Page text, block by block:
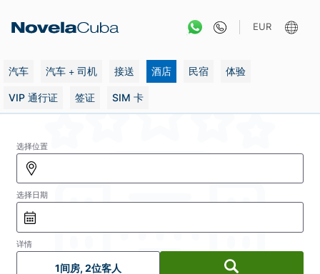
容
EUR
汽车 汽车 + 司机 接送 酒店 民宿 体验
VIP 通行证 签证 SIM 卡
选择位置
选择日期
详情
1间房, 2位客人